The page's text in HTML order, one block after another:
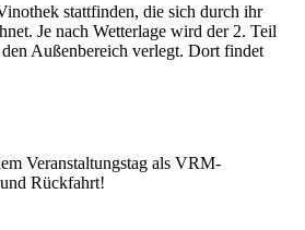
stattfinden, die sich durch ihr
Je nach Wetterlage wird der 2. Teil
Außenbereich verlegt. Dort findet
Veranstaltungstag als VRM-
Rückfahrt!